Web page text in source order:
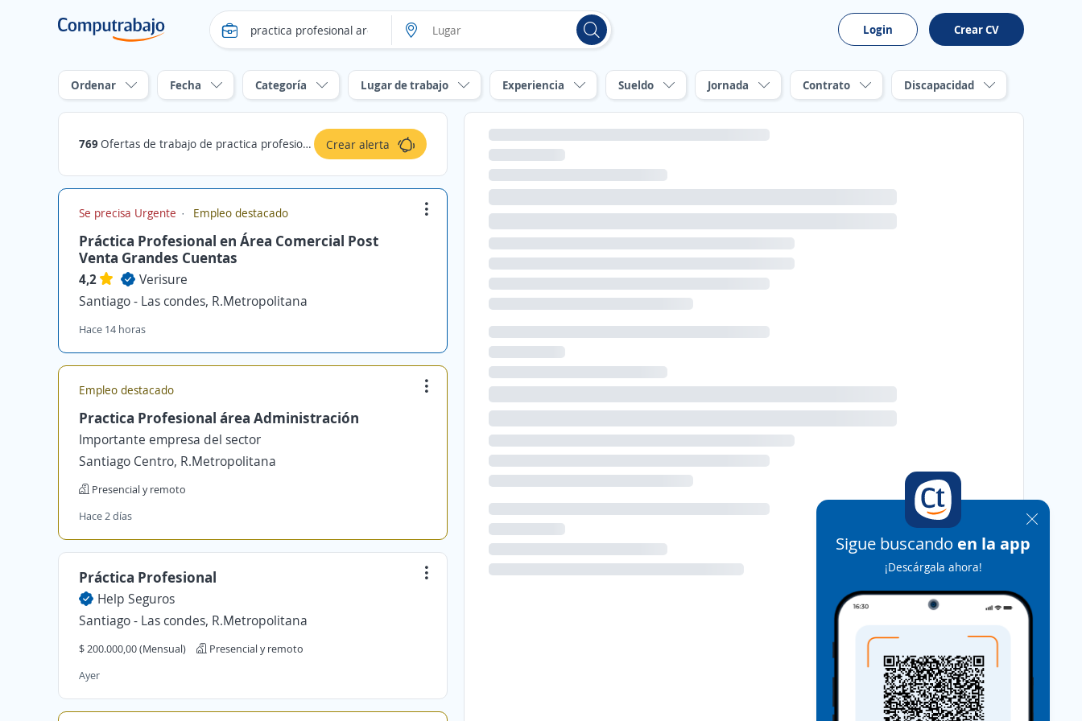
Login Crear CV
Ordenar Fecha Categoría Lugar de trabajo Experiencia Sueldo Jornada Contrato Discapacidad
769 Ofertas de trabajo de practica profesional area en Chile Crear alerta
Se precisa Urgente Empleo destacado
Práctica Profesional en Área Comercial Post
Venta Grandes Cuentas
4,2
Verisure
Santiago - Las condes, R.Metropolitana
Hace 14 horas
Empleo destacado
Practica Profesional área Administración
Importante empresa del sector
Santiago Centro, R.Metropolitana
Presencial y remoto
Hace 2 días
Práctica Profesional
Help Seguros
Santiago - Las condes, R.Metropolitana
$ 200.000,00 (Mensual)
Presencial y remoto
Ayer
Sigue buscando en la app
¡Descárgala ahora!